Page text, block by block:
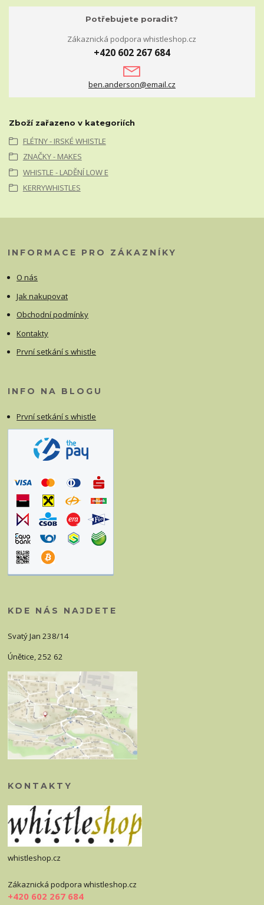
Potřebujete poradit?
Zákaznická podpora whistleshop.cz
+420 602 267 684
ben.anderson@email.cz
Zboží zařazeno v kategoriích
FLÉTNY - IRSKÉ WHISTLE
ZNAČKY - MAKES
WHISTLE - LADĚNÍ LOW E
KERRYWHISTLES
INFORMACE PRO ZÁKAZNÍKY
O nás
Jak nakupovat
Obchodní podmínky
Kontakty
První setkání s whistle
INFO NA BLOGU
První setkání s whistle
KDE NÁS NAJDETE
Svatý Jan 238/14
Únětice, 252 62
KONTAKTY
whistleshop.cz
Zákaznická podpora whistleshop.cz
+420 602 267 684